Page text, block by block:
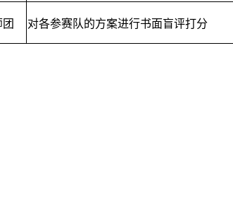
对各参赛队的方案进行书面盲评打分